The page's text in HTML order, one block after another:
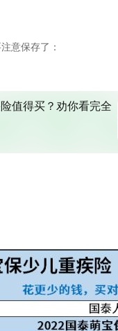
意保存了：
值得买？劝你看完全